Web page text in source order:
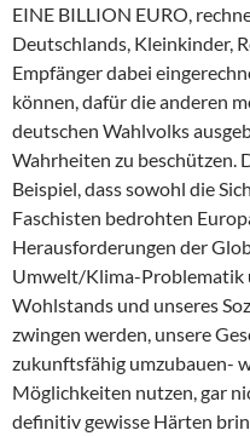
EINE BILLION EURO,
Deutschlands, Kleinkinder,
Empfänger dabei
können, dafür die anderen
deutschen Wahlvolks
Wahrheiten zu beschützen.
Beispiel, dass sowohl die
Faschisten bedrohten
Herausforderungen der
Umwelt/Klima-Problematik
Wohlstands und unseres
zwingen werden, unsere
zukunftsfähig umzubauen-
Möglichkeiten nutzen, gar
definitiv gewisse Härten